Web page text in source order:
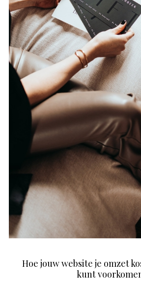
Hoe jouw website je omzet
kunt